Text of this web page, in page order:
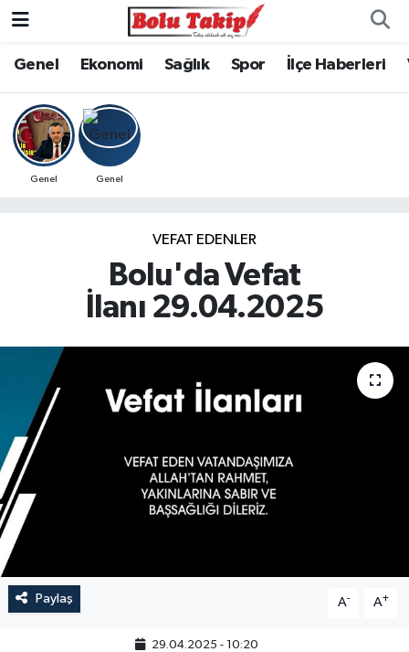
Genel Ekonomi Sağlık Spor İlçe Haberleri
Genel Genel
VEFAT EDENLER
Bolu'da Vefat
İlanı 29.04.2025
Paylaş A- A+
29.04.2025 - 10:20